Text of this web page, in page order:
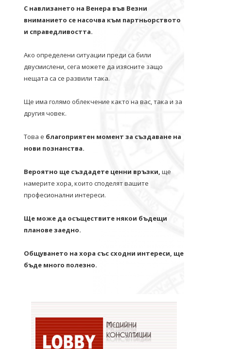
С навлизането на Венера във Везни
вниманието се насочва към партньорството
и справедливостта.
Ако определени ситуации преди са били
двусмислени, сега можете да изясните защо
нещата са се развили така.
Ще има голямо облекчение както на вас, така и за
другия човек.
Това е благоприятен момент за създаване на
нови познанства.
Вероятно ще създадете ценни връзки, ще
намерите хора, които споделят вашите
професионални интереси.
Ще може да осъществите някои бъдещи
планове заедно.
Общуването на хора със сходни интереси, ще
бъде много полезно.